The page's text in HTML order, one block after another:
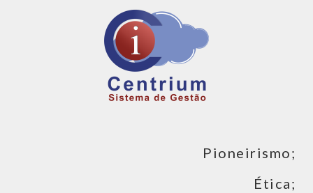
Pioneirismo;
Ética;